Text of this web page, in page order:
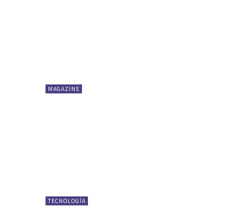
MAGAZINE
TECNOLOGÍA